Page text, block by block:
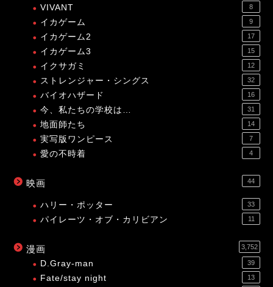
VIVANT 8
イカゲーム 9
イカゲーム2 17
イカゲーム3 15
イクサガミ 12
ストレンジャー・シングス 32
バイオハザード 16
今、私たちの学校は… 31
地面師たち 14
実写版ワンピース 7
愛の不時着 4
映画 44
ハリー・ポッター 33
パイレーツ・オブ・カリビアン 11
漫画 3,752
D.Gray-man 39
Fate/stay night 13